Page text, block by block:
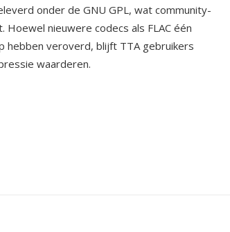
onder de GNU GPL, wat community-
nieuwere codecs als FLAC één
hebben veroverd, blijft TTA gebruikers
waarderen.